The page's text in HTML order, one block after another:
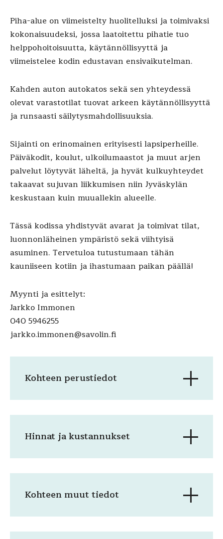
Piha-alue on viimeistelty huolitelluksi ja toimivaksi
kokonaisuudeksi, jossa laatoitettu pihatie tuo
helppohoitoisuutta, käytännöllisyyttä ja
viimeistelee kodin edustavan ensivaikutelman.
Kahden auton autokatos sekä sen yhteydessä
olevat varastotilat tuovat arkeen käytännöllisyyttä
ja runsaasti säilytysmahdollisuuksia.
Sijainti on erinomainen erityisesti lapsiperheille.
Päiväkodit, koulut, ulkoilumaastot ja muut arjen
palvelut löytyvät läheltä, ja hyvät kulkuyhteydet
takaavat sujuvan liikkumisen niin Jyväskylän
keskustaan kuin muuallekin alueelle.
Tässä kodissa yhdistyvät avarat ja toimivat tilat,
luonnonläheinen ympäristö sekä viihtyisä
asuminen. Tervetuloa tutustumaan tähän
kauniiseen kotiin ja ihastumaan paikan päällä!
Myynti ja esittelyt:
Jarkko Immonen
040 5946255
jarkko.immonen@savolin.fi
Kohteen perustiedot
Hinnat ja kustannukset
Kohteen muut tiedot